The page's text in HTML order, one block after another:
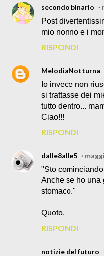
secondo binario
Post
mio nonno e i
RISPONDI
MelodiaNotturna
Io invece non
si trattasse dei
tutto dentro...
Ciao!!!
RISPONDI
dalle8alle5
"Sto
Anche se ho una
stomaco."
Quoto.
RISPONDI
notizie del futuro